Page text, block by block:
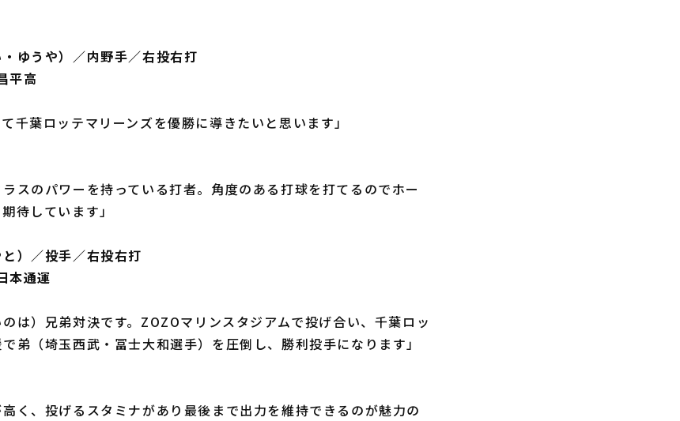
ゆうや）／内野手／右投右打
平高
千葉ロッテマリーンズを優勝に導きたいと思います」
ラスのパワーを持っている打者。角度のある打球を打てるのでホー
待しています」
）／投手／右投右打
本通運
のは）兄弟対決です。ZOZOマリンスタジアムで投げ合い、千葉ロッ
弟（埼玉西武・冨士大和選手）を圧倒し、勝利投手になります」
高く、投げるスタミナがあり最後まで出力を維持できるのが魅力の